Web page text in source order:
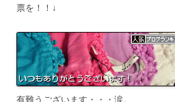
票を！！↓
有難うございます・・・涙。